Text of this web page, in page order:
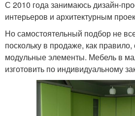
С 2010 года занимаюсь дизайн-
интерьеров и архитектурным
Но самостоятельный подбор не
поскольку в продаже, как правило,
модульные элементы. Мебель в
изготовить по индивидуальному